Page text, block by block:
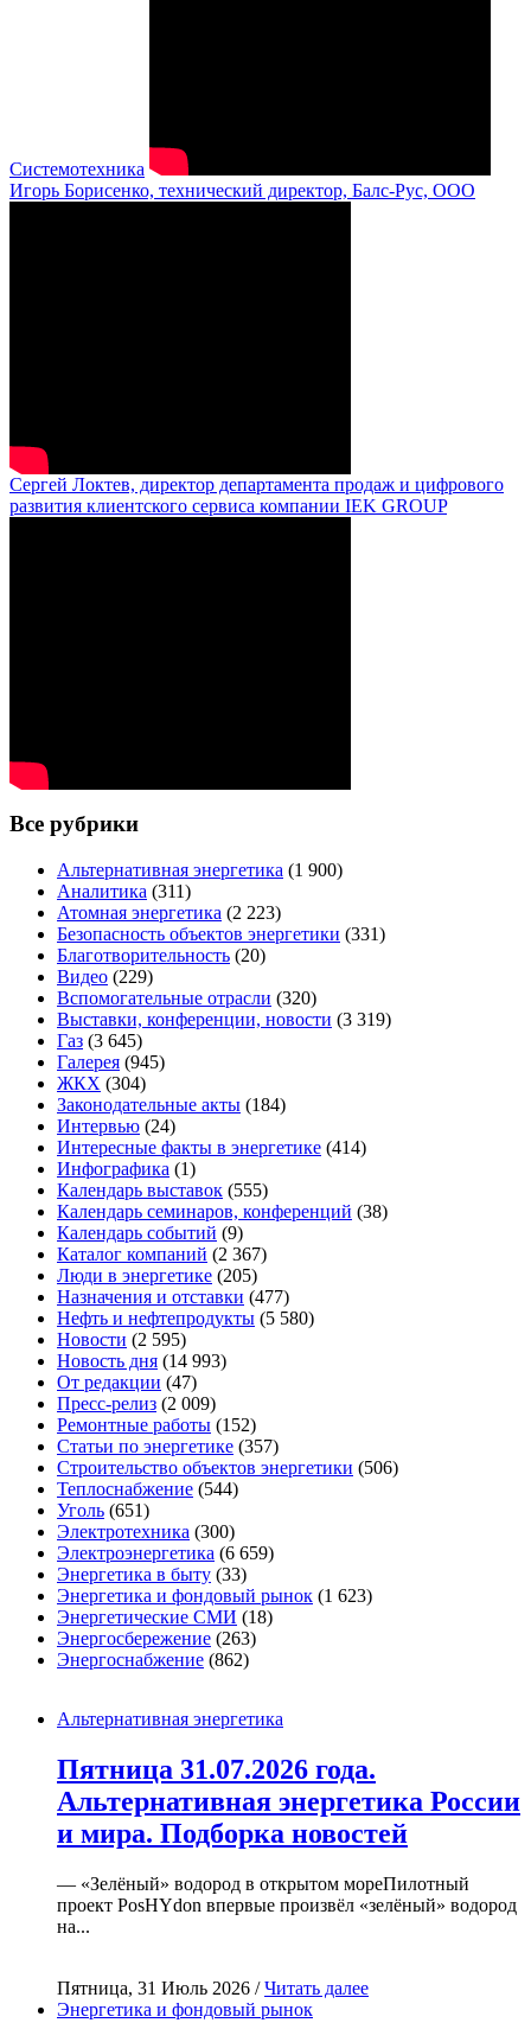
Системотехника
Игорь Борисенко, технический директор, Балс-Рус, ООО
Сергей Локтев, директор департамента продаж и цифрового
развития клиентского сервиса компании IEK GROUP
Все рубрики
Альтернативная энергетика (1 900)
Аналитика (311)
Атомная энергетика (2 223)
Безопасность объектов энергетики (331)
Благотворительность (20)
Видео (229)
Вспомогательные отрасли (320)
Выставки, конференции, новости (3 319)
Газ (3 645)
Галерея (945)
ЖКХ (304)
Законодательные акты (184)
Интервью (24)
Интересные факты в энергетике (414)
Инфографика (1)
Календарь выставок (555)
Календарь семинаров, конференций (38)
Календарь событий (9)
Каталог компаний (2 367)
Люди в энергетике (205)
Назначения и отставки (477)
Нефть и нефтепродукты (5 580)
Новости (2 595)
Новость дня (14 993)
От редакции (47)
Пресс-релиз (2 009)
Ремонтные работы (152)
Статьи по энергетике (357)
Строительство объектов энергетики (506)
Теплоснабжение (544)
Уголь (651)
Электротехника (300)
Электроэнергетика (6 659)
Энергетика в быту (33)
Энергетика и фондовый рынок (1 623)
Энергетические СМИ (18)
Энергосбережение (263)
Энергоснабжение (862)
Альтернативная энергетика
Пятница 31.07.2026 года.
Альтернативная энергетика России
и мира. Подборка новостей
— «Зелёный» водород в открытом мореПилотный
проект PosHYdon впервые произвёл «зелёный» водород
на...
Пятница, 31 Июль 2026 /Читать далее
Энергетика и фондовый рынок